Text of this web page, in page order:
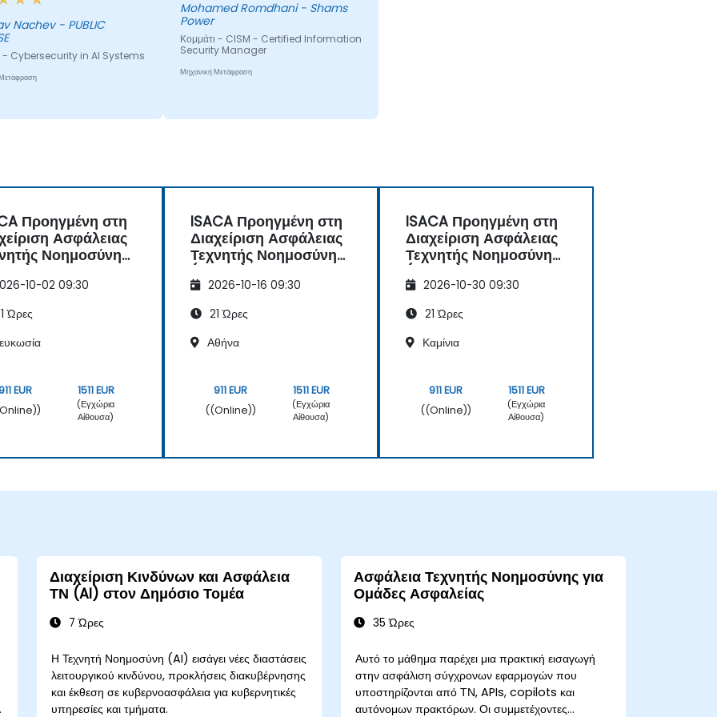
Nachev - PUBLIC
- Cybersecurity in AI Systems
Mohamed Romdhani - Shams
Power
Κομμάτι - CISM - Certified Information
Security Manager
Μηχανική Μετάφραση
Προηγμένη στη
Ασφάλειας
Νοημοσύνης
10-02 09:30
Ώρες
EUR
1511 EUR
(Εγχώρια
Αίθουσα)
ISACA Προηγμένη στη
Διαχείριση Ασφάλειας
Τεχνητής Νοημοσύνης
2026-10-16 09:30
21 Ώρες
Αθήνα
911 EUR
((Online))
1511 EUR
(Εγχώρια
Αίθουσα)
ISACA Προηγμένη στη
Διαχείριση Ασφάλειας
Τεχνητής Νοημοσύνης
2026-10-30 09:30
21 Ώρες
Καμίνια
911 EUR
((Online))
1511 EUR
(Εγχώρια
Αίθουσα)
Διαχείριση Κινδύνων και Ασφάλεια
ΤΝ (AI) στον Δημόσιο Τομέα
7 Ώρες
Η Τεχνητή Νοημοσύνη (AI) εισάγει νέες διαστάσεις
λειτουργικού κινδύνου, προκλήσεις διακυβέρνησης
και έκθεση σε κυβερνοασφάλεια για κυβερνητικές
υπηρεσίες και τμήματα.
Ασφάλεια Τεχνητής Νοημοσύνης για
Ομάδες Ασφαλείας
35 Ώρες
Αυτό το μάθημα παρέχει μια πρακτική εισαγωγή
στην ασφάλιση σύγχρονων εφαρμογών που
υποστηρίζονται από ΤΝ, APIs, copilots και
αυτόνομων πρακτόρων. Οι συμμετέχοντες